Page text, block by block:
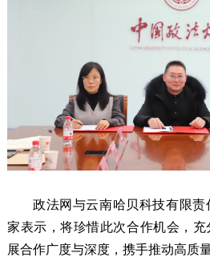
政法网与云南哈贝科技有限
家表示，将珍惜此次合作机会，
展合作广度与深度，携手推动高质量